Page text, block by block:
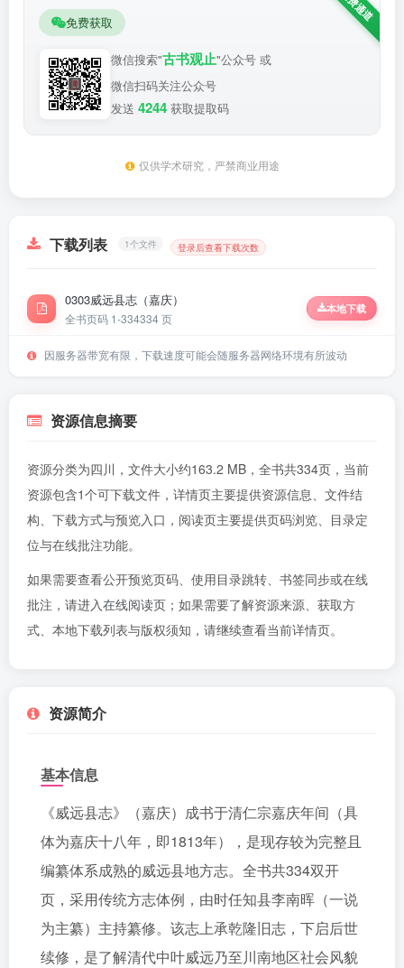
免费获取
微信搜索"古书观止"公众号 或
微信扫码关注公众号
发送 4244 获取提取码
仅供学术研究，严禁商业用途
下载列表 1个文件 登录后查看下载次数
0303威远县志（嘉庆）
全书页码 1-334334 页
本地下载
因服务器带宽有限，下载速度可能会随服务器网络环境有所波动
资源信息摘要
资源分类为四川，文件大小约163.2 MB，全书共334页，当前
资源包含1个可下载文件，详情页主要提供资源信息、文件结
构、下载方式与预览入口，阅读页主要提供页码浏览、目录定
位与在线批注功能。
如果需要查看公开预览页码、使用目录跳转、书签同步或在线
批注，请进入在线阅读页 ；如果需要了解资源来源、获取方
式、本地下载列表与版权须知，请继续查看当前详情页。
资源简介
基本信息
《威远县志》（嘉庆）成书于清仁宗嘉庆年间（具
体为嘉庆十八年，即1813年），是现存较为完整且
编纂体系成熟的威远县地方志。全书共334双开
页，采用传统方志体例，由时任知县李南晖（一说
为主纂）主持纂修。该志上承乾隆旧志，下启后世
续修，是了解清代中叶威远乃至川南地区社会风貌